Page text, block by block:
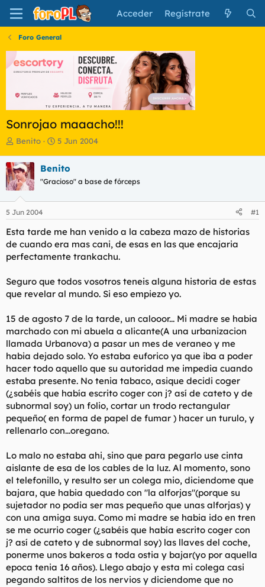
Acceder Regístrate
Foro General
Sonrojao maaacho!!!
I
i
c
i
a
d
o
d
e
l
e
m
a
Benito
F
h
a
e
i
c
i
5 Jun 2004
Benito
"Gracioso" a base de fórceps
5 Jun 2004 #1
Esta tarde me han venido a la cabeza mazo de historias
de cuando era mas cani, de esas en las que encajaria
perfectamente trankachu.
Seguro que todos vosotros teneis alguna historia de estas
que revelar al mundo. Si eso empiezo yo.
15 de agosto 7 de la tarde, un calooor... Mi madre se habia
marchado con mi abuela a alicante(A una urbanizacion
llamada Urbanova) a pasar un mes de veraneo y me
habia dejado solo. Yo estaba euforico ya que iba a poder
hacer todo aquello que su autoridad me impedia cuando
estaba presente. No tenia tabaco, asique decidi coger
(¿sabéis que había escrito coger con j? así de cateto y de
subnormal soy) un folio, cortar un trodo rectangular
pequeño( en forma de papel de fumar ) hacer un turulo, y
rellenarlo con...oregano.
Lo malo no estaba ahi, sino que para pegarlo use cinta
aislante de esa de los cables de la luz. Al momento, sono
el telefonillo, y resulto ser un colega mio, diciendome que
bajara, que habia quedado con "la alforjas"(porque su
sujetador no podia ser mas pequeño que unas alforjas) y
con una amiga suya. Como mi madre se habia ido en tren
se me ocurrio coger (¿sabéis que había escrito coger con
j? así de cateto y de subnormal soy) las llaves del coche,
ponerme unos bakeros a toda ostia y bajar(yo por aquella
epoca tenia 16 años). Llego abajo y esta mi colega casi
pegando saltitos de los nervios y diciendome que no